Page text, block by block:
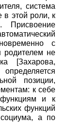
система
в этой роли, к
. Присвоение
с
родителем не
[Захарова,
позиции,
к себе
и к
функций
а по